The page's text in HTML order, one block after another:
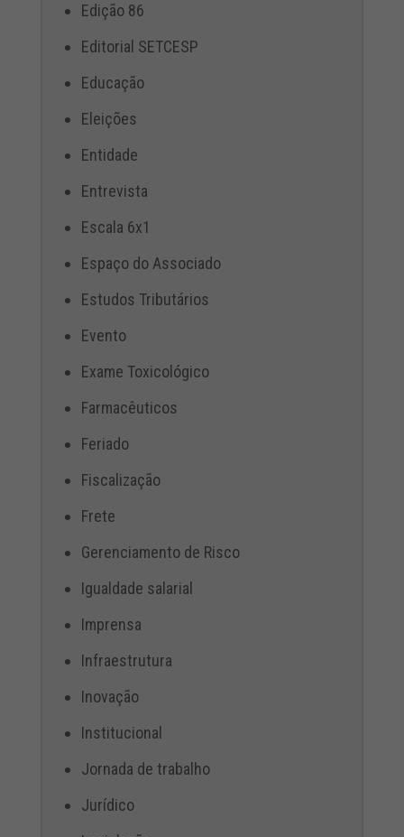
Edição 86
Editorial SETCESP
Educação
Eleições
Entidade
Entrevista
Escala 6x1
Espaço do Associado
Estudos Tributários
Evento
Exame Toxicológico
Farmacêuticos
Feriado
Fiscalização
Frete
Gerenciamento de Risco
Igualdade salarial
Imprensa
Infraestrutura
Inovação
Institucional
Jornada de trabalho
Jurídico